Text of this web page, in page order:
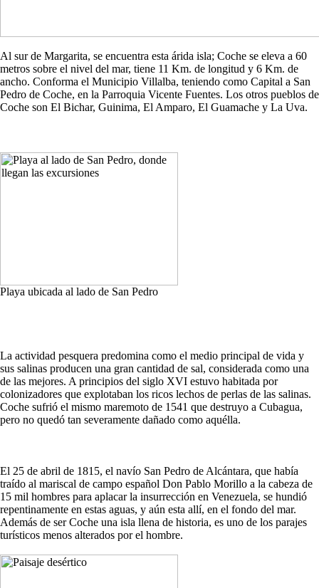
Al sur de Margarita, se encuentra esta árida isla; Coche se eleva a 60
metros sobre el nivel del mar, tiene 11 Km. de longitud y 6 Km. de
ancho. Conforma el Municipio Villalba, teniendo como Capital a San
Pedro de Coche, en la Parroquia Vicente Fuentes. Los otros pueblos de
Coche son El Bichar, Guinima, El Amparo, El Guamache y La Uva.
Playa ubicada al lado de San Pedro
La actividad pesquera predomina como el medio principal de vida y
sus salinas producen una gran cantidad de sal, considerada como una
de las mejores. A principios del siglo XVI estuvo habitada por
colonizadores que explotaban los ricos lechos de perlas de las salinas.
Coche sufrió el mismo maremoto de 1541 que destruyo a Cubagua,
pero no quedó tan severamente dañado como aquélla.
El 25 de abril de 1815, el navío San Pedro de Alcántara, que había
traído al mariscal de campo español Don Pablo Morillo a la cabeza de
15 mil hombres para aplacar la insurrección en Venezuela, se hundió
repentinamente en estas aguas, y aún esta allí, en el fondo del mar.
Además de ser Coche una isla llena de historia, es uno de los parajes
turísticos menos alterados por el hombre.